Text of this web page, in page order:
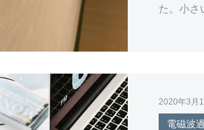
た。小さ
電磁波
2020年3月